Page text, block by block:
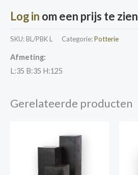
Log in om een prijs te zien
SKU: BL/PBK L Categorie:Potterie
Afmeting:
L:35 B:35 H:125
Gerelateerde producten